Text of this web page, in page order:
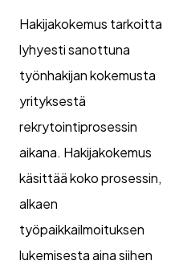
Hakijakokemus tarkoitta
lyhyesti sanottuna
työnhakijan kokemusta
yrityksestä
rekrytointiprosessin
aikana. Hakijakokemus
käsittää koko prosessin,
alkaen
työpaikkailmoituksen
lukemisesta aina siihen